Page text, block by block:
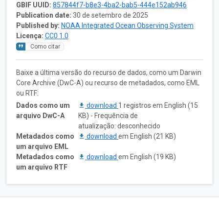
GBIF UUID: 857844f7-b8e3-4ba2-bab5-444e152ab946
Publication date: 30 de setembro de 2025
Published by: NOAA Integrated Ocean Observing System
Licença: CC0 1.0
Como citar
Baixe a última versão do recurso de dados, como um Darwin
Core Archive (DwC-A) ou recurso de metadados, como EML
ou RTF:
Dados como um
arquivo DwC-A
download 1 registros em English (15
KB) - Frequência de
atualização: desconhecido
Metadados como
um arquivo EML
download em English (21 KB)
Metadados como
um arquivo RTF
download em English (19 KB)